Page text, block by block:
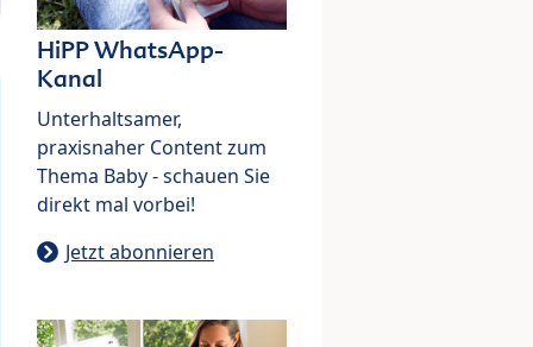
HiPP WhatsApp-
Kanal
Unterhaltsamer,
praxisnaher Content zum
Thema Baby - schauen Sie
direkt mal vorbei!
Jetzt abonnieren